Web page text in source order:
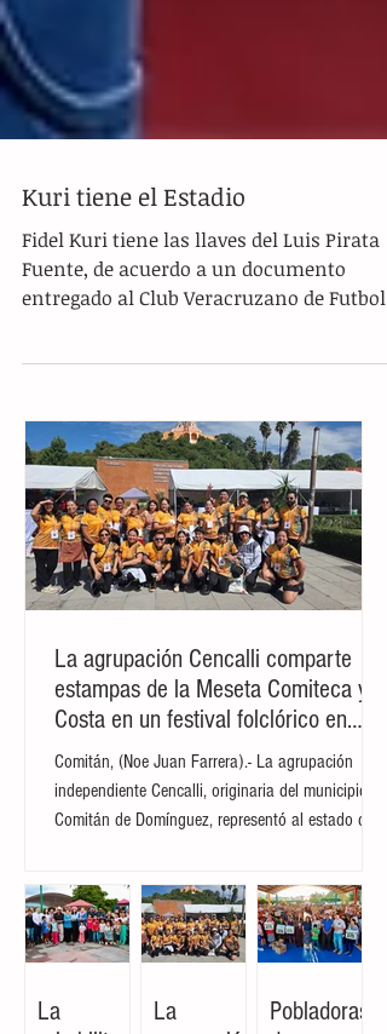
Kuri tiene el Estadio
Fidel Kuri tiene las llaves del Luis Pirata
Fuente, de acuerdo a un documento
Tiburón, en el que...
La agrupación Cencalli comparte
estampas de la Meseta Comiteca y la
Costa en un festival folclórico en
Cholula
Comitán, (Noe Juan Farrera).- La agrupación
independiente Cencalli, originaria del municipio de
Chiapas en el Primer Festival Nacional Vive el
Folclor, celebrado en la localidad de San Andrés
Cholula, Puebla. La compañía de danza,
profesiones, financió su traslado y participación